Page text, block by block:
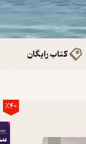
کتاب رایگان
٪40